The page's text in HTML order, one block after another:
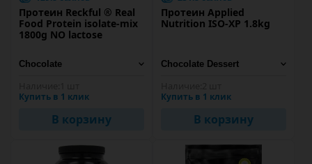
Протеин Reckful ® Real
Food Protein isolate-mix
1800g NO lactose
Купить в 1 клик
В корзину
Протеин Applied
Nutrition ISO-XP 1.8kg
Купить в 1 клик
В корзину